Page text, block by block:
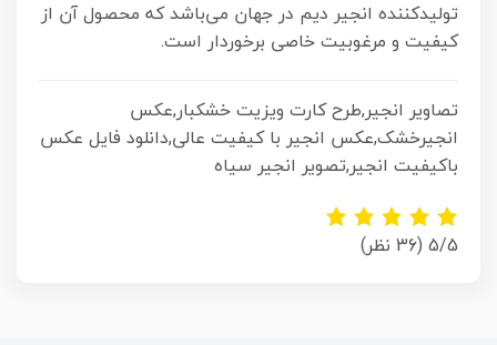
تولیدکننده انجیر دیم در جهان می‌باشد که محصول آن از
کیفیت و مرغوبیت خاصی برخوردار است.
تصاویر انجیر,طرح کارت ویزیت خشکبار,عکس
انجیرخشک,عکس انجیر با کیفیت عالی,دانلود فایل عکس
باکیفیت انجیر,تصویر انجیر سیاه
5/5 (36 نظر)